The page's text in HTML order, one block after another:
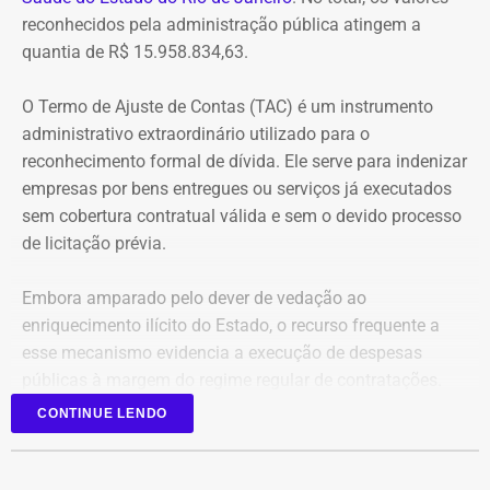
pelo deputado.
quatro valores, que somam R$ 13.112,09, sem
atualização monetária.
A Procuradoria cita ainda que o Tribunal concluiu que o
deputado participou da gestão desses recursos,
autorizando transferências para contas da prefeitura e
documentação comprobatória. Também destaca que Dr.
Flávio foi notificado sobre as irregularidades em
diferentes ocasiões, mas não apresentou os documentos
Para o Ministério Público, esses fatos configuram uma
reconhecidos pela administração pública atingem a
quantia de R$ 15.958.834,63.
O Termo de Ajuste de Contas (TAC) é um instrumento
administrativo extraordinário utilizado para o
reconhecimento formal de dívida. Ele serve para indenizar
empresas por bens entregues ou serviços já executados
sem cobertura contratual válida e sem o devido processo
de licitação prévia.
Embora amparado pelo dever de vedação ao
enriquecimento ilícito do Estado, o recurso frequente a
esse mecanismo evidencia a execução de despesas
Reconhecimento de dívidas
CONTINUE LENDO